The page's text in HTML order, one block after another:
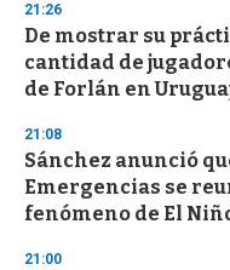
3
s
c
o
d
s
21:26
De mostrar su
cantidad de
de Forlán en
21:08
Sánchez anunció
Emergencias se
fenómeno de El
21:00